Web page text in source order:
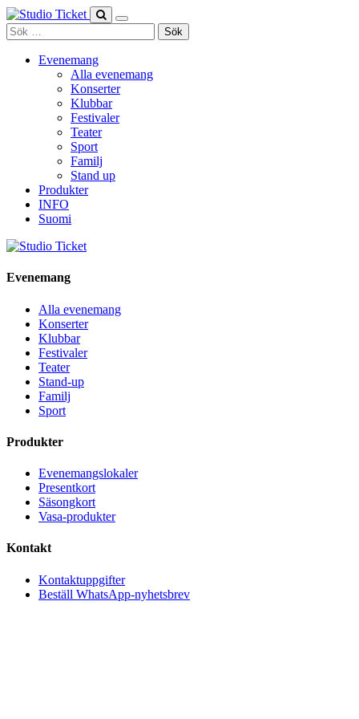
Skip
to
content
Sök
efter:
Evenemang
Alla evenemang
Konserter
Klubbar
Festivaler
Teater
Sport
Familj
Stand up
Produkter
INFO
Suomi
Evenemang
Alla evenemang
Konserter
Klubbar
Festivaler
Teater
Stand-up
Familj
Sport
Produkter
Evenemangslokaler
Presentkort
Säsongkort
Vasa-produkter
Kontakt
Kontaktuppgifter
Beställ WhatsApp-nyhetsbrev